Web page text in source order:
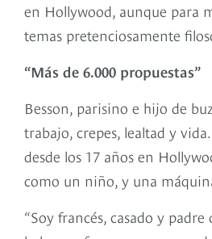
en Hollywood, aunque para
temas pretenciosamente
“Más de 6.000 propuestas”
Besson, parisino e hijo de
trabajo, crepes, lealtad y
desde los 17 años en
como un niño, y una
“Soy francés, casado y